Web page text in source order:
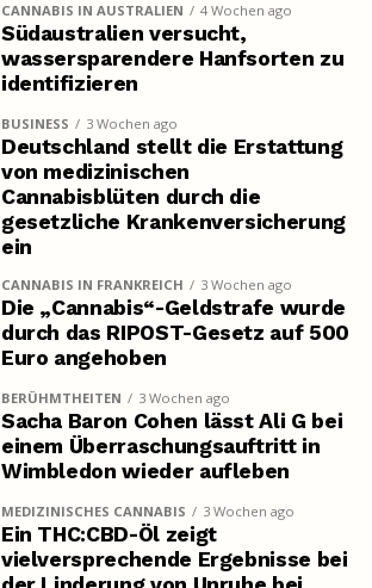
CANNABIS IN AUSTRALIEN 4 Wochen ago
Südaustralien versucht,
wassersparendere Hanfsorten zu
identifizieren
BUSINESS 3 Wochen ago
Deutschland stellt die Erstattung
von medizinischen
Cannabisblüten durch die
gesetzliche Krankenversicherung
ein
CANNABIS IN FRANKREICH 3 Wochen ago
Die „Cannabis“-Geldstrafe wurde
durch das RIPOST-Gesetz auf 500
Euro angehoben
BERÜHMTHEITEN 3 Wochen ago
Sacha Baron Cohen lässt Ali G bei
einem Überraschungsauftritt in
Wimbledon wieder aufleben
MEDIZINISCHES CANNABIS 3 Wochen ago
Ein THC:CBD-Öl zeigt
vielversprechende Ergebnisse bei